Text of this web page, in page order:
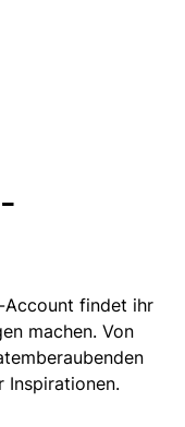
Account findet ihr
machen. Von
Inspirationen.